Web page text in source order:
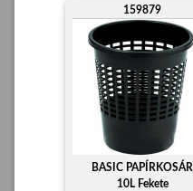
159879
BASIC PAPÍRKOSÁR
10L Fekete